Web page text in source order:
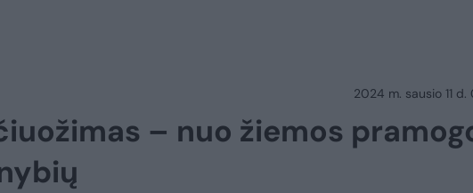
2024 m. sausio 11 d.
– nuo žiemos